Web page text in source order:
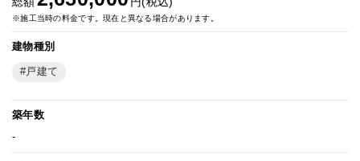
※施工当時の料金です。現在と異なる場合があります。
建物種別
戸建て
築年数
-